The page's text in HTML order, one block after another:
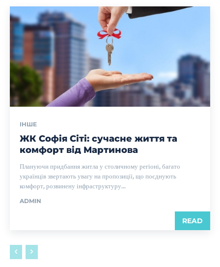
ІНШЕ
ЖК Софія Сіті: сучасне життя та
комфорт від Мартинова
Плануючи придбання житла у столичному регіоні, багато
українців звертають увагу на пропозиції, що поєднують
комфорт, розвинену інфраструктуру...
ADMIN
READ